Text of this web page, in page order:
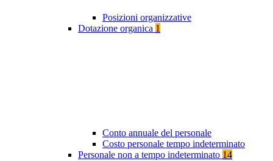
Posizioni organizzative
Dotazione organica 1
Conto annuale del personale
Costo personale tempo indeterminato
Personale non a tempo indeterminato 14